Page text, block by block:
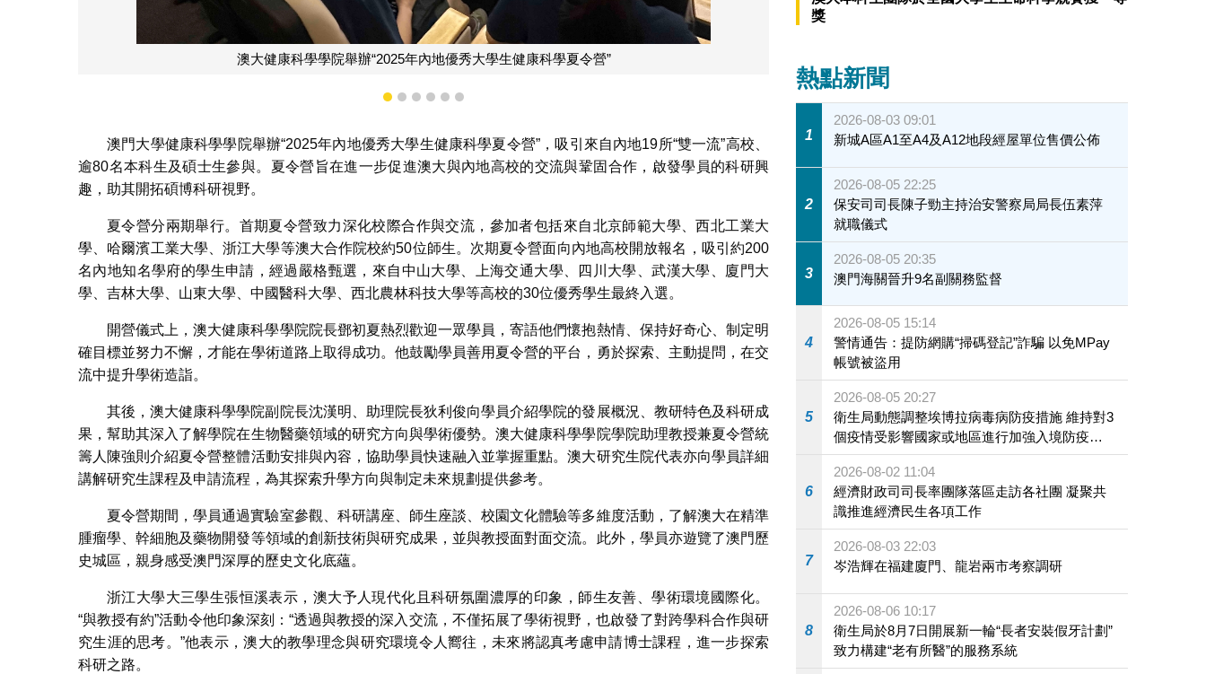
學員與澳大教授深入交流
1 2 3 4 5 6
澳門大學健康科學學院舉辦“2025年內地優秀大學生健康科學夏令營”，吸引來自內地19所“雙一流”高校、
逾80名本科生及碩士生參與。夏令營旨在進一步促進澳大與內地高校的交流與鞏固合作，啟發學員的科研興
趣，助其開拓碩博科研視野。
夏令營分兩期舉行。首期夏令營致力深化校際合作與交流，參加者包括來自北京師範大學、西北工業大
學、哈爾濱工業大學、浙江大學等澳大合作院校約50位師生。次期夏令營面向內地高校開放報名，吸引約200
名內地知名學府的學生申請，經過嚴格甄選，來自中山大學、上海交通大學、四川大學、武漢大學、廈門大
學、吉林大學、山東大學、中國醫科大學、西北農林科技大學等高校的30位優秀學生最終入選。
開營儀式上，澳大健康科學學院院長鄧初夏熱烈歡迎一眾學員，寄語他們懷抱熱情、保持好奇心、制定明
確目標並努力不懈，才能在學術道路上取得成功。他鼓勵學員善用夏令營的平台，勇於探索、主動提問，在交
流中提升學術造詣。
其後，澳大健康科學學院副院長沈漢明、助理院長狄利俊向學員介紹學院的發展概況、教研特色及科研成
果，幫助其深入了解學院在生物醫藥領域的研究方向與學術優勢。澳大健康科學學院學院助理教授兼夏令營統
籌人陳強則介紹夏令營整體活動安排與內容，協助學員快速融入並掌握重點。澳大研究生院代表亦向學員詳細
講解研究生課程及申請流程，為其探索升學方向與制定未來規劃提供參考。
夏令營期間，學員通過實驗室參觀、科研講座、師生座談、校園文化體驗等多維度活動，了解澳大在精準
腫瘤學、幹細胞及藥物開發等領域的創新技術與研究成果，並與教授面對面交流。此外，學員亦遊覽了澳門歷
史城區，親身感受澳門深厚的歷史文化底蘊。
浙江大學大三學生張恒溪表示，澳大予人現代化且科研氛圍濃厚的印象，師生友善、學術環境國際化。
“與教授有約”活動令他印象深刻：“透過與教授的深入交流，不僅拓展了學術視野，也啟發了對跨學科合作與研
究生涯的思考。”他表示，澳大的教學理念與研究環境令人嚮往，未來將認真考慮申請博士課程，進一步探索
科研之路。
獎
熱點新聞
1
2026-08-03 09:01
新城A區A1至A4及A12地段經屋單位售價公佈
2
2026-08-05 22:25
保安司司長陳子勁主持治安警察局局長伍素萍
就職儀式
3
2026-08-05 20:35
澳門海關晉升9名副關務監督
4
2026-08-05 15:14
警情通告：提防網購“掃碼登記”詐騙 以免MPay
帳號被盜用
5
2026-08-05 20:27
衛生局動態調整埃博拉病毒病防疫措施 維持對3
個疫情受影響國家或地區進行加強入境防疫措
施
6
2026-08-02 11:04
經濟財政司司長率團隊落區走訪各社團 凝聚共
識推進經濟民生各項工作
7
2026-08-03 22:03
岑浩輝在福建廈門、龍岩兩市考察調研
8
2026-08-06 10:17
衛生局於8月7日開展新一輪“長者安裝假牙計劃”
致力構建“老有所醫”的服務系統